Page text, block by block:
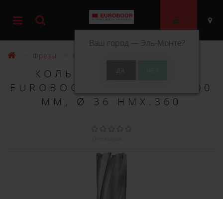
Ваш город — Эль-Монте?
0
Фрезы Фрезы ТСТ 100 мм
КОЛЬЦЕВОЕ СВЕРЛО
EUROBOOR TCT ДЛИНА 100
ММ, Ø 36 HMX.360